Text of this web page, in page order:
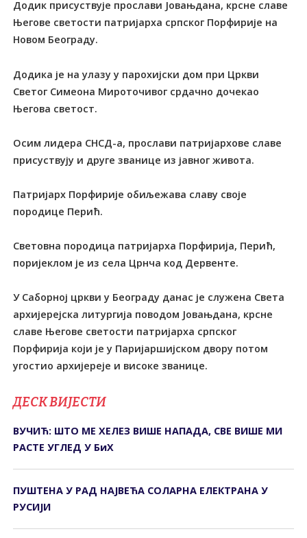
Додик присуствује прослави Јовањдана, крсне славе
Његове светости патријарха српског Порфирије на
Новом Београду.
Додика је на улазу у парохијски дом при Цркви
Светог Симеона Мироточивог срдачно дочекао
Његова светост.
Осим лидера СНСД-а, прослави патријархове славе
присуствују и друге званице из јавног живота.
Патријарх Порфирије обиљежава славу своје
породице Перић.
Световна породица патријарха Порфирија, Перић,
поријеклом је из села Црнча код Дервенте.
У Саборној цркви у Београду данас је служена Света
архијерејска литургија поводом Јовањдана, крсне
славе Његове светости патријарха српског
Порфирија који је у Паријаршијском двору потом
угостио архијереје и високе званице.
ДЕСК ВИЈЕСТИ
ВУЧИЋ: ШТО МЕ ХЕЛЕЗ ВИШЕ НАПАДА, СВЕ ВИШЕ МИ
РАСТЕ УГЛЕД У БиХ
ПУШТЕНА У РАД НАЈВЕЋА СОЛАРНА ЕЛЕКТРАНА У
РУСИЈИ